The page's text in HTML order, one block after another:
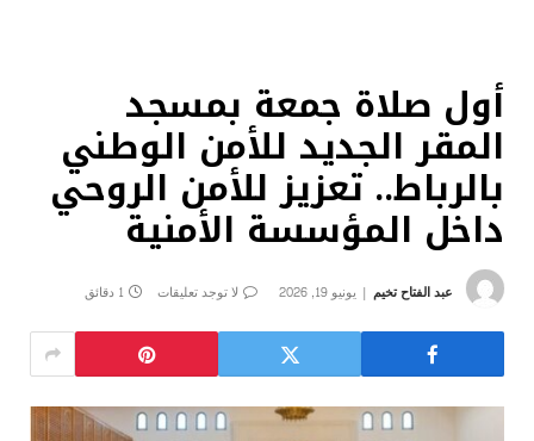
أول صلاة جمعة بمسجد
المقر الجديد للأمن الوطني
بالرباط.. تعزيز للأمن الروحي
داخل المؤسسة الأمنية
عبد الفتاح تخيم يونيو 19, 2026 لا توجد تعليقات 1 دقائق